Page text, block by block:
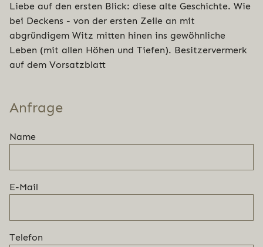
Liebe auf den ersten Blick: diese alte Geschichte. Wie
bei Deckens - von der ersten Zeile an mit
abgründigem Witz mitten hinen ins gewöhnliche
Leben (mit allen Höhen und Tiefen). Besitzervermerk
auf dem Vorsatzblatt
Anfrage
Name
E-Mail
Telefon